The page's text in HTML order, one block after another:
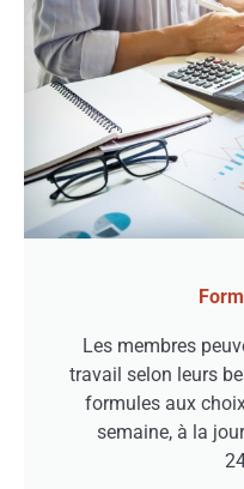
Les membres
travail selon leurs
formules aux
semaine, à la